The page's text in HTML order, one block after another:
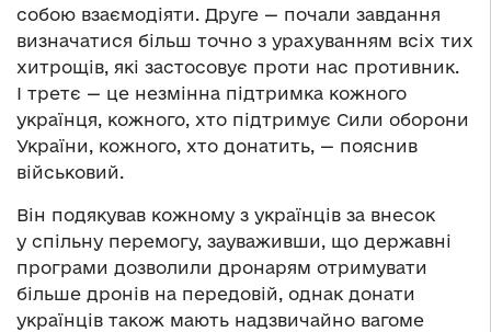
собою взаємодіяти. Друге — почали завдання
визначатися більш точно з урахуванням всіх тих
хитрощів, які застосовує проти нас противник.
І третє — це незмінна підтримка кожного
українця, кожного, хто підтримує Сили оборони
України, кожного, хто донатить, — пояснив
військовий.
Він подякував кожному з українців за внесок
у спільну перемогу, зауваживши, що державні
програми дозволили дронарям отримувати
більше дронів на передовій, однак донати
українців також мають надзвичайно вагоме